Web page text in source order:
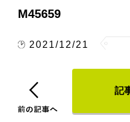
M45659
2021/12/21
記